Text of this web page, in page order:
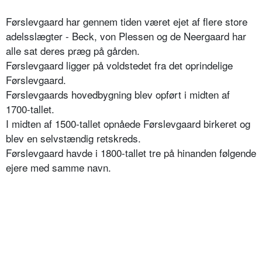
Førslevgaard har gennem tiden været ejet af flere store
adelsslægter - Beck, von Plessen og de Neergaard har
alle sat deres præg på gården.
Førslevgaard ligger på voldstedet fra det oprindelige
Førslevgaard.
Førslevgaards hovedbygning blev opført i midten af
1700-tallet.
I midten af 1500-tallet opnåede Førslevgaard birkeret og
blev en selvstændig retskreds.
Førslevgaard havde i 1800-tallet tre på hinanden følgende
ejere med samme navn.